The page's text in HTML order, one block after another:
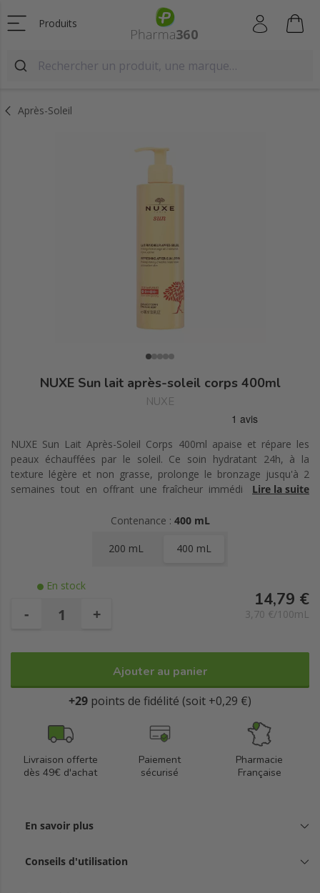
Produits
Après-Soleil
NUXE Sun lait après-soleil corps 400ml
NUXE
NUXE Sun Lait Après-Soleil Corps 400ml apaise et répare les
peaux échauffées par le soleil. Ce soin hydratant 24h, à la
texture légère et non grasse, prolonge le bronzage jusqu'à 2
semaines tout en offrant une fraîcheur immédiate et un fini
Lire la suite
Contenance : 400 mL
200 mL 400 mL
En stock
- +
14,79 €
3,70 €/100mL
Ajouter au panier
+29 points de fidélité (soit +0,29 €)
Livraison offerte
dès 49€ d'achat
Paiement
sécurisé
Pharmacie
Française
En savoir plus
Conseils d'utilisation